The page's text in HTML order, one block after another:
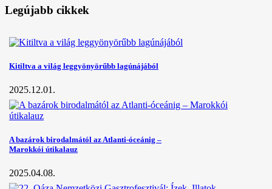
Legújabb cikkek
Kitiltva a világ leggyönyörűbb lagúnájából
2025.12.01.
A bazárok birodalmától az Atlanti-óceánig –
Marokkói útikalauz
2025.04.08.